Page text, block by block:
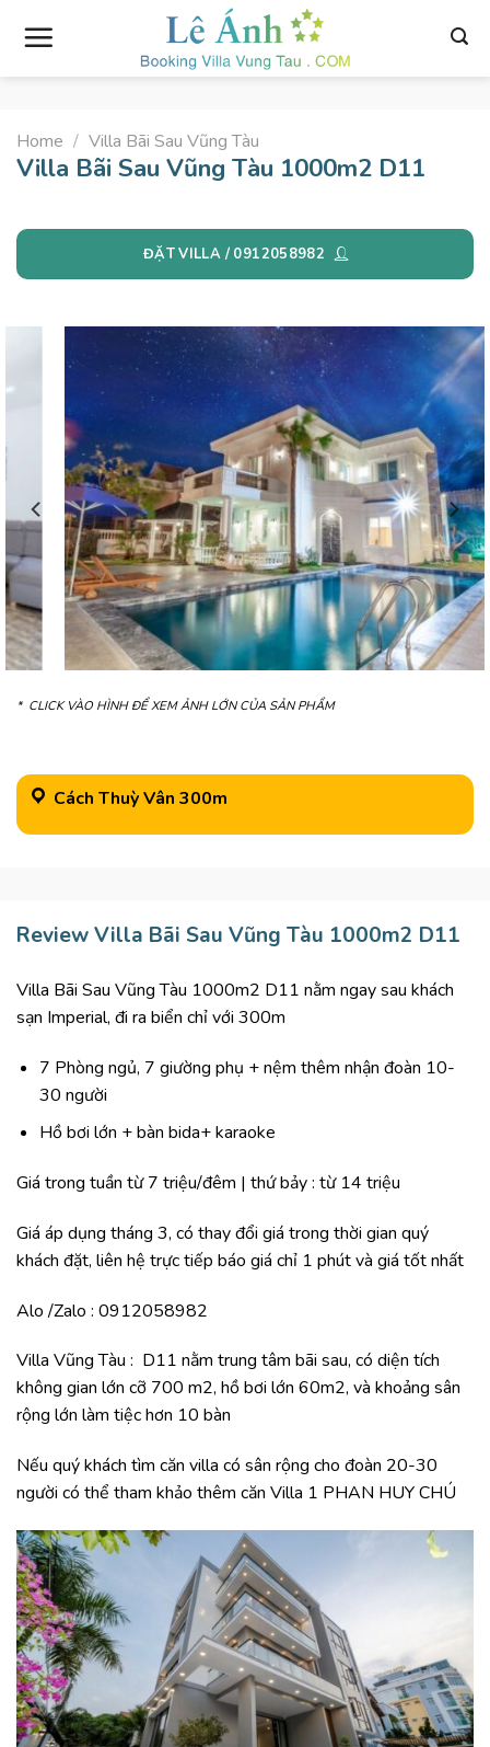
Home / Villa Bãi Sau Vũng Tàu
Villa Bãi Sau Vũng Tàu 1000m2 D11
ĐẶT VILLA / 0912058982
* CLICK VÀO HÌNH ĐỂ XEM ẢNH LỚN CỦA SẢN PHẨM
Cách Thuỳ Vân 300m
Review Villa Bãi Sau Vũng Tàu 1000m2 D11
Villa Bãi Sau Vũng Tàu 1000m2 D11 nằm ngay sau khách
sạn Imperial, đi ra biển chỉ với 300m
7 Phòng ngủ, 7 giường phụ + nệm thêm nhận đoàn 10-
30 người
Hồ bơi lớn + bàn bida+ karaoke
Giá trong tuần từ 7 triệu/đêm | thứ bảy : từ 14 triệu
Giá áp dụng tháng 3, có thay đổi giá trong thời gian quý
khách đặt, liên hệ trực tiếp báo giá chỉ 1 phút và giá tốt nhất
Alo /Zalo : 0912058982
Villa Vũng Tàu : D11 nằm trung tâm bãi sau, có diện tích
không gian lớn cỡ 700 m2, hồ bơi lớn 60m2, và khoảng sân
rộng lớn làm tiệc hơn 10 bàn
Nếu quý khách tìm căn villa có sân rộng cho đoàn 20-30
người có thể tham khảo thêm căn Villa 1 PHAN HUY CHÚ